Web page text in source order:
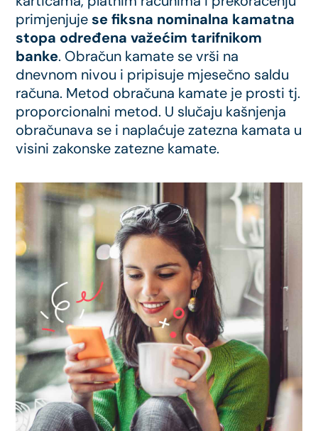
primjenjuje se fiksna nominalna kamatna
stopa određena važećim tarifnikom
banke. Obračun kamate se vrši na
dnevnom nivou i pripisuje mjesečno saldu
računa. Metod obračuna kamate je prosti tj.
proporcionalni metod. U slučaju kašnjenja
obračunava se i naplaćuje zatezna kamata u
visini zakonske zatezne kamate.